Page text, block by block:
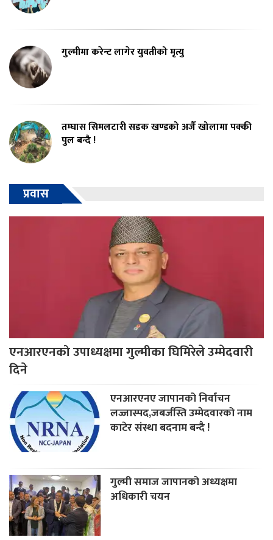
गुल्मीमा करेन्ट लागेर युवतीको मृत्यु
तम्घास सिमलटारी सडक खण्डको अर्जै खोलामा पक्की
पुल बन्दै !
प्रवास
एनआरएनको उपाध्यक्षमा गुल्मीका घिमिरेले उम्मेदवारी
दिने
एनआरएनए जापानको निर्वाचन
लज्जास्पद,जबर्जस्ति उम्मेदवारको नाम
काटेर संस्था बदनाम बन्दै !
गुल्मी समाज जापानको अध्यक्षमा
अधिकारी चयन